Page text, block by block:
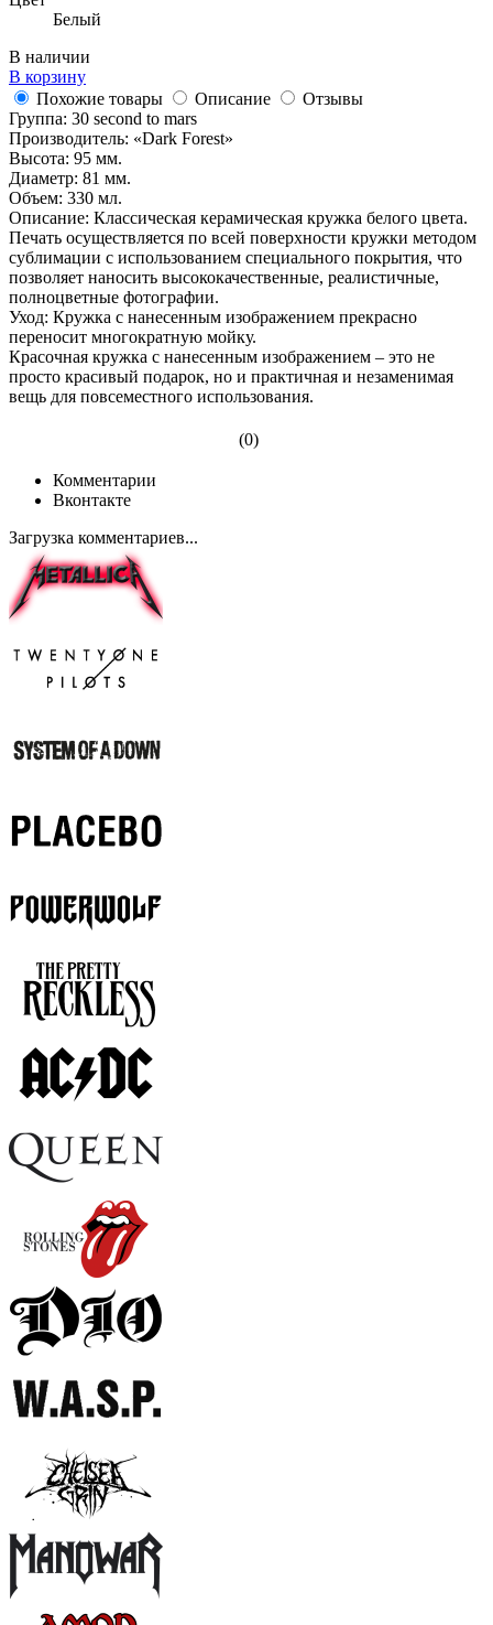
Белый
В наличии
В корзину
Похожие товары
Описание
Отзывы
Группа: 30 second to mars
Производитель: «Dark Forest»
Высота: 95 мм.
Диаметр: 81 мм.
Объем: 330 мл.
Описание: Классическая керамическая кружка белого цвета.
Печать осуществляется по всей поверхности кружки методом
сублимации с использованием специального покрытия, что
позволяет наносить высококачественные, реалистичные,
полноцветные фотографии.
Уход: Кружка с нанесенным изображением прекрасно
переносит многократную мойку.
Красочная кружка с нанесенным изображением – это не
просто красивый подарок, но и практичная и незаменимая
вещь для повсеместного использования.
(0)
Комментарии
Вконтакте
Загрузка комментариев...